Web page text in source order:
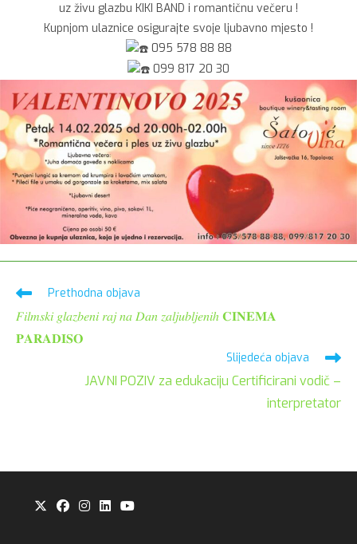
uz živu glazbu KIKI BAND i romantičnu večeru !
Kupnjom ulaznice osigurajte svoje ljubavno mjesto !
095 578 88 88
099 817 20 30
Pročitaj
članaka
Prethodna objava
𝐹𝑖𝑙𝑚𝑠𝑘𝑖 𝑔𝑙𝑎𝑧𝑏𝑒𝑛𝑖 𝑟𝑎𝑗 𝑛𝑎 𝐷𝑎𝑛 𝑧𝑎𝑙𝑗𝑢𝑏𝑙𝑗𝑒𝑛𝑖ℎ 𝐂𝐈𝐍𝐄𝐌𝐀
𝐏𝐀𝐑𝐀𝐃𝐈𝐒𝐎
Slijedeća objava
JAVNI POZIV za edukaciju Certificirani vodič –
interpretator